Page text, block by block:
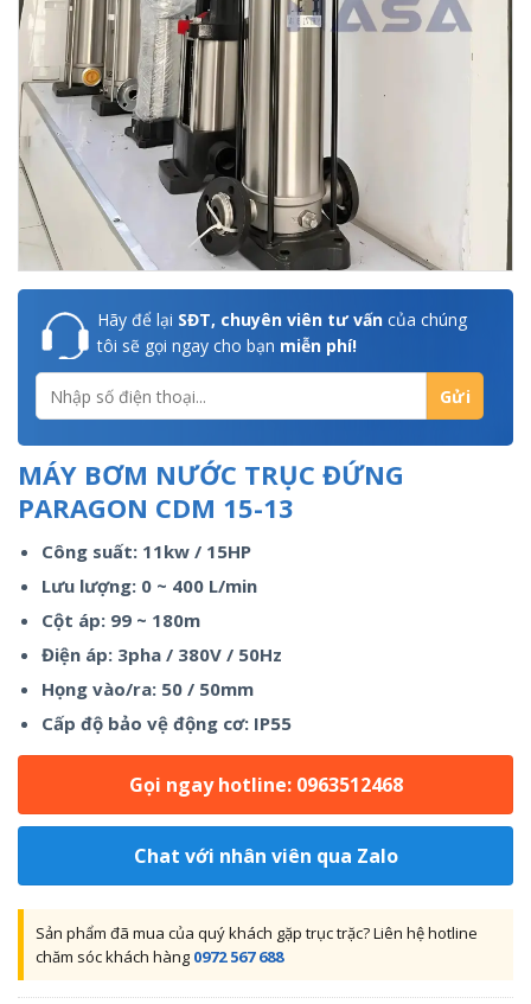
Hãy để lại SĐT, chuyên viên tư vấn của chúng
tôi sẽ gọi ngay cho bạn miễn phí!
MÁY BƠM NƯỚC TRỤC ĐỨNG
PARAGON CDM 15-13
Công suất: 11kw / 15HP
Lưu lượng: 0 ~ 400 L/min
Cột áp: 99 ~ 180m
Điện áp: 3pha / 380V / 50Hz
Họng vào/ra: 50 / 50mm
Cấp độ bảo vệ động cơ: IP55
Gọi ngay hotline: 0963512468
Chat với nhân viên qua Zalo
Sản phẩm đã mua của quý khách gặp trục trặc? Liên hệ hotline
chăm sóc khách hàng 0972 567 688